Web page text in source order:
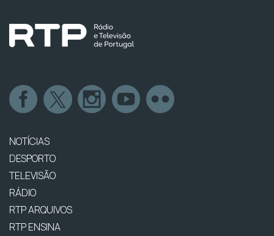
NOTÍCIAS
DESPORTO
TELEVISÃO
RÁDIO
RTP ARQUIVOS
RTP ENSINA